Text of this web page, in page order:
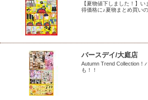
【夏物値下しました！】
得価格に♪夏物まとめ買い
バースデイ/大庭店
Autumn Trend Collection！
も！！